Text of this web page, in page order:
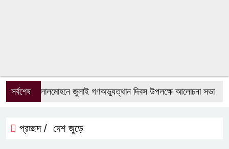
সর্বশেষলালমোহনে জুলাই গণঅভ্যুত্থান দিবস উপলক্ষে আলোচনা সভা
প্রচ্ছদ / দেশ জুড়ে